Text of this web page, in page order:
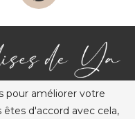
réservés – Les
pour améliorer votre
d'accord avec cela,